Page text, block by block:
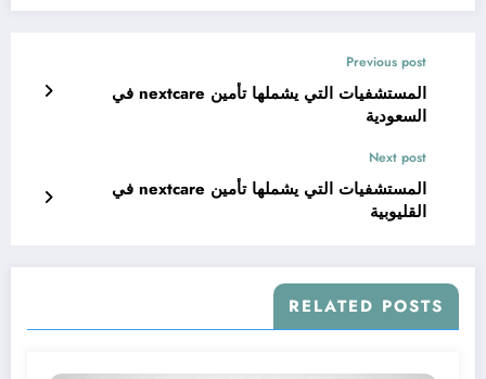
Previous post
المستشفيات التي يشملها تأمين nextcare في
السعودية
Next post
المستشفيات التي يشملها تأمين nextcare في
القليوبية
RELATED POSTS